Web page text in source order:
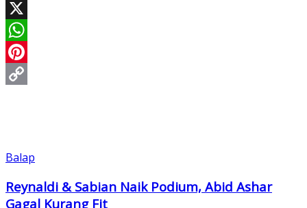
Facebook
X
WhatsApp
Pinterest
Balap
Reynaldi & Sabian Naik Podium, Abid Ashar
Gagal Kurang Fit